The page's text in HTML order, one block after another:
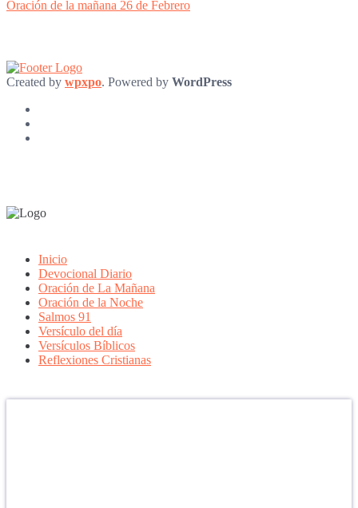
post:
Oración de la mañana 26 de Febrero
Created by wpxpo. Powered by WordPress
Inicio
Devocional Diario
Oración de La Mañana
Oración de la Noche
Salmos 91
Versículo del día
Versículos Bíblicos
Reflexiones Cristianas